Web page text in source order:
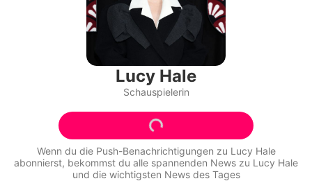
Familie & Liebe
Promiflash Exklusiv
Alle Themen auf Promiflash
Jobs
App runterladen
Team
Lucy Hale
Schauspielerin
Wenn du die Push-Benachrichtigungen zu Lucy Hale
abonnierst, bekommst du alle spannenden News zu Lucy Hale
und die wichtigsten News des Tages